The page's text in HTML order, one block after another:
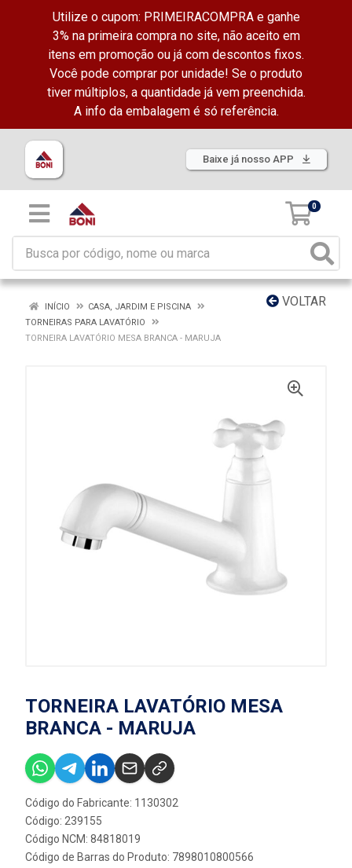
Utilize o cupom: PRIMEIRACOMPRA e ganhe
3% na primeira compra no site, não aceito em
itens em promoção ou já com descontos fixos.
Você pode comprar por unidade! Se o produto
tiver múltiplos, a quantidade já vem preenchida.
A info da embalagem é só referência.
Baixe já nosso APP
0
VOLTAR
INÍCIO
CASA, JARDIM E PISCINA
TORNEIRAS PARA LAVATÓRIO
TORNEIRA LAVATÓRIO MESA BRANCA - MARUJA
TORNEIRA LAVATÓRIO MESA
BRANCA - MARUJA
Código do Fabricante: 1130302
Código: 239155
Código NCM: 84818019
Código de Barras do Produto: 7898010800566